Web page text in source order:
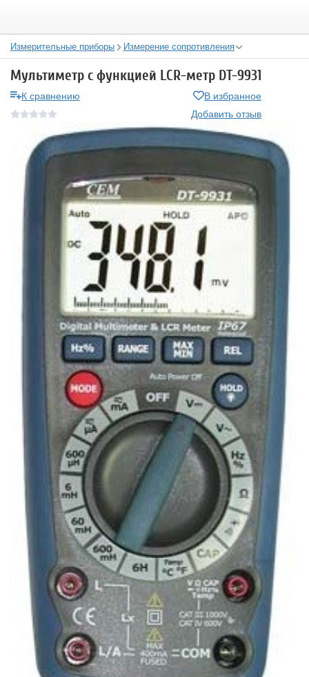
Измерительные приборы Измерение сопротивления
Мультиметр с функцией LCR-метр DT-9931
К сравнению
В избранное
Добавить отзыв